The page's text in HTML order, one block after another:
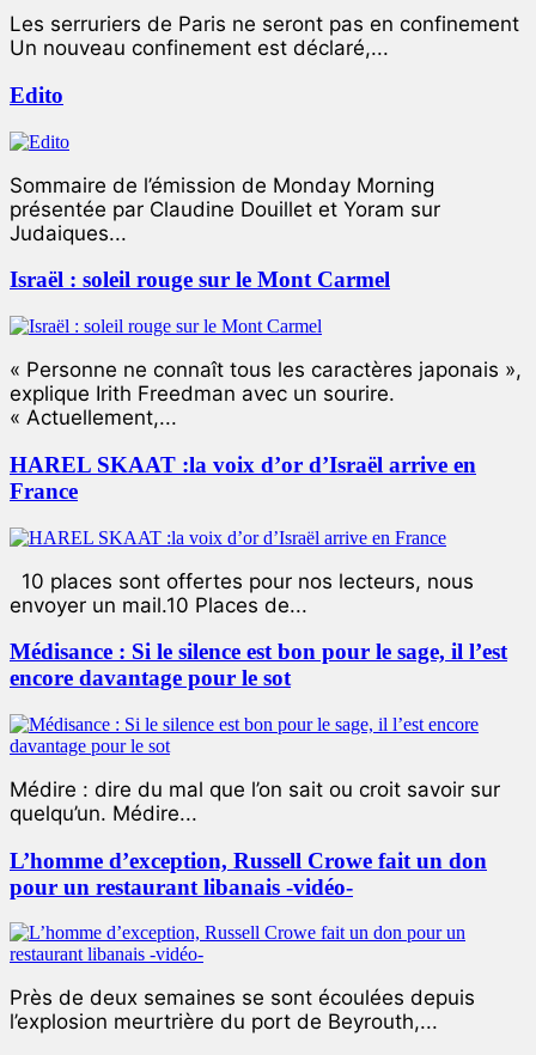
Les serruriers de Paris ne seront pas en confinement
Un nouveau confinement est déclaré,...
Edito
Sommaire de l’émission de Monday Morning
présentée par Claudine Douillet et Yoram sur
Judaiques...
Israël : soleil rouge sur le Mont Carmel
« Personne ne connaît tous les caractères japonais »,
explique Irith Freedman avec un sourire.
« Actuellement,...
HAREL SKAAT :la voix d’or d’Israël arrive en
France
10 places sont offertes pour nos lecteurs, nous
envoyer un mail.10 Places de...
Médisance : Si le silence est bon pour le sage, il l’est
encore davantage pour le sot
Médire : dire du mal que l’on sait ou croit savoir sur
quelqu’un. Médire...
L’homme d’exception, Russell Crowe fait un don
pour un restaurant libanais -vidéo-
Près de deux semaines se sont écoulées depuis
l’explosion meurtrière du port de Beyrouth,...